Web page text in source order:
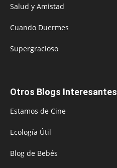
Salud y Amistad
Cuando Duermes
Supergracioso
Otros Blogs Interesantes
Estamos de Cine
Ecología Útil
Blog de Bebés